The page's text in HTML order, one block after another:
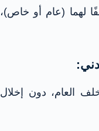
لهما (عام أو خاص)،
العام، دون إخلال